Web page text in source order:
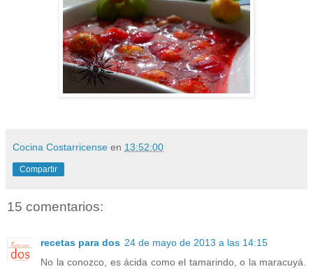
Cocina Costarricense en 13:52:00
Compartir
15 comentarios:
recetas para dos 24 de mayo de 2013 a las 14:15
No la conozco, es ácida como el tamarindo, o la maracuyá.